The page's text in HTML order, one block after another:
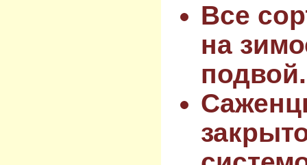
Все
на
подвой.